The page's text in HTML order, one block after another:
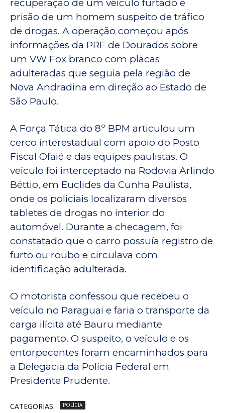
recuperação de um veículo furtado e
prisão de um homem suspeito de tráfico
de drogas. A operação começou após
informações da PRF de Dourados sobre
um VW Fox branco com placas
adulteradas que seguia pela região de
Nova Andradina em direção ao Estado de
São Paulo.
A Força Tática do 8º BPM articulou um
cerco interestadual com apoio do Posto
Fiscal Ofaié e das equipes paulistas. O
veículo foi interceptado na Rodovia Arlindo
Béttio, em Euclides da Cunha Paulista,
onde os policiais localizaram diversos
tabletes de drogas no interior do
automóvel. Durante a checagem, foi
constatado que o carro possuía registro de
furto ou roubo e circulava com
identificação adulterada.
O motorista confessou que recebeu o
veículo no Paraguai e faria o transporte da
carga ilícita até Bauru mediante
pagamento. O suspeito, o veículo e os
entorpecentes foram encaminhados para
a Delegacia da Polícia Federal em
Presidente Prudente.
CATEGORIAS: POLÍCIA